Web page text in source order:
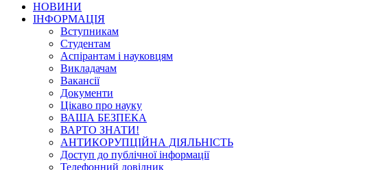
НОВИНИ
ІНФОРМАЦІЯ
Вступникам
Студентам
Аспірантам і науковцям
Викладачам
Вакансії
Документи
Цікаво про науку
ВАША БЕЗПЕКА
ВАРТО ЗНАТИ!
АНТИКОРУПЦІЙНА ДІЯЛЬНІСТЬ
Доступ до публічної інформації
Телефонний довідник